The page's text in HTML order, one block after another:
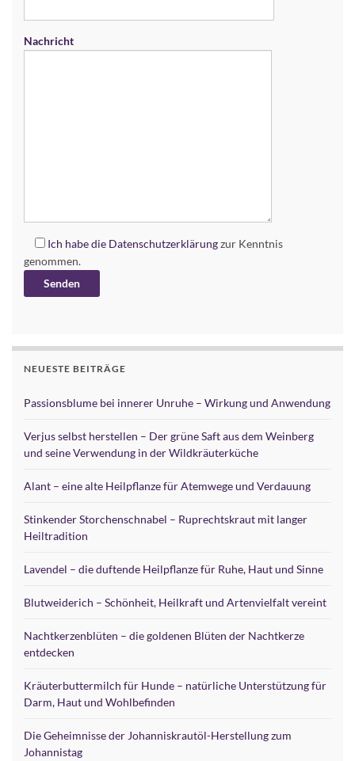
Nachricht
Ich habe die Datenschutzerklärungzur Kenntnis
genommen.
NEUESTE BEITRÄGE
Passionsblume bei innerer Unruhe – Wirkung und Anwendung
Verjus selbst herstellen – Der grüne Saft aus dem Weinberg
und seine Verwendung in der Wildkräuterküche
Alant – eine alte Heilpflanze für Atemwege und Verdauung
Stinkender Storchenschnabel – Ruprechtskraut mit langer
Heiltradition
Lavendel – die duftende Heilpflanze für Ruhe, Haut und Sinne
Blutweiderich – Schönheit, Heilkraft und Artenvielfalt vereint
Nachtkerzenblüten – die goldenen Blüten der Nachtkerze
entdecken
Kräuterbuttermilch für Hunde – natürliche Unterstützung für
Darm, Haut und Wohlbefinden
Die Geheimnisse der Johanniskrautöl-Herstellung zum
Johannistag